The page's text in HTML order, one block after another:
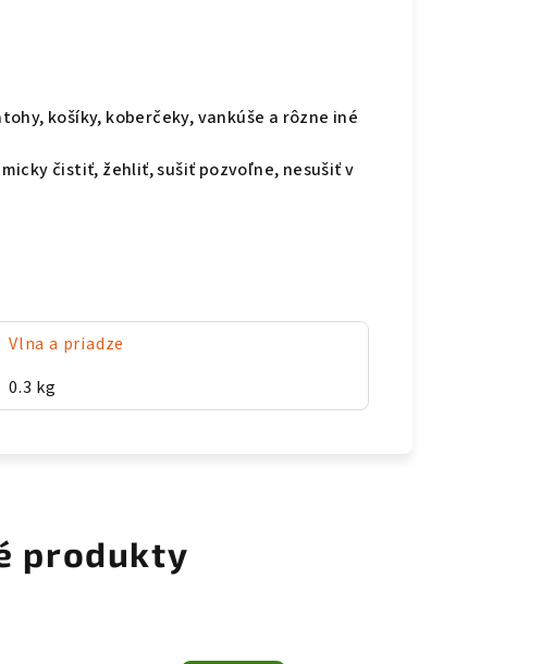
košíky, koberčeky, vankúše a rôzne iné
čistiť, žehliť, sušiť pozvoľne, nesušiť v
Vlna a priadze
0.3 kg
produkty